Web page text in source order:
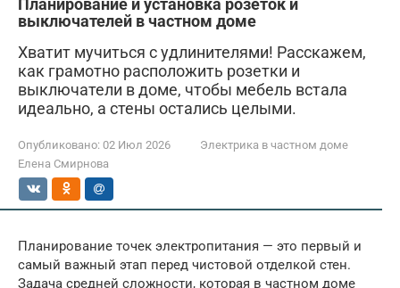
выключателей в частном доме
Хватит мучиться с удлинителями! Расскажем,
как грамотно расположить розетки и
выключатели в доме, чтобы мебель встала
идеально, а стены остались целыми.
Опубликовано: 02 Июл 2026
Электрика в частном доме
Елена Смирнова
Планирование точек электропитания — это первый и
самый важный этап перед чистовой отделкой стен.
Задача средней сложности, которая в частном доме